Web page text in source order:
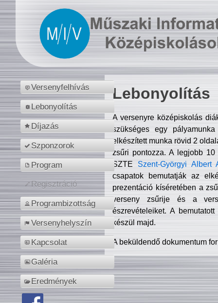
Versenyfelhívás
Lebonyolítás
Díjazás
Szponzorok
Program
Regisztráció
Programbizottság
Versenyhelyszín
Kapcsolat
Galéria
Eredmények
Lebonyolítás
A versenyre középiskolás
szükséges egy
elkészített munka rövid 2
zsűri pontozza. A legjobb
SZTE Szent-Györgyi Albert
csapatok bemutatják az
prezentáció kíséretében a
verseny zsűrije és a
észrevételeiket. A
készül majd.
A beküldendő dokumentum